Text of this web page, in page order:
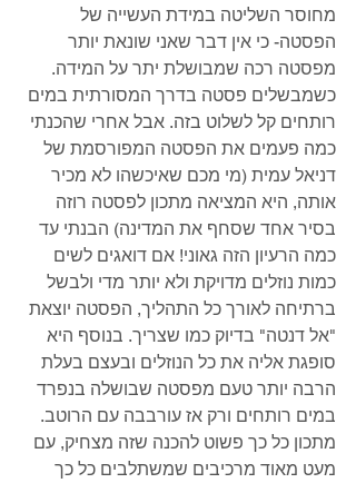
מחוסר השליטה במידת העשייה של
הפסטה- כי אין דבר שאני שונאת יותר
מפסטה רכה שמבושלת יתר על המידה.
כשמבשלים פסטה בדרך המסורתית במים
רותחים קל לשלוט בזה. אבל אחרי שהכנתי
כמה פעמים את הפסטה המפורסמת של
דניאל עמית (מי מכם שאיכשהו לא מכיר
אותה, היא המציאה מתכון לפסטה רוזה
בסיר אחד שסחף את המדינה) הבנתי עד
כמה הרעיון הזה גאוני! אם דואגים לשים
כמות נוזלים מדויקת ולא יותר מדי ולבשל
ברתיחה לאורך כל התהליך, הפסטה יוצאת
"אל דנטה" בדיוק כמו שצריך. בנוסף היא
סופגת אליה את כל הנוזלים ובעצם בעלת
הרבה יותר טעם מפסטה שבושלה בנפרד
במים רותחים ורק אז עורבבה עם הרוטב.
מתכון כל כך פשוט להכנה שזה מצחיק, עם
מעט מאוד מרכיבים שמשתלבים כל כך